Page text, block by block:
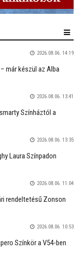
2026.08.06. 14:19
már készül az Alba
2026.08.06. 13:41
Színháztól a
2026.08.06. 13:35
Laura Színpadon
2026.08.06. 11:04
rendeltetésű Zonson
2026.08.06. 10:53
Színkör a V54-ben